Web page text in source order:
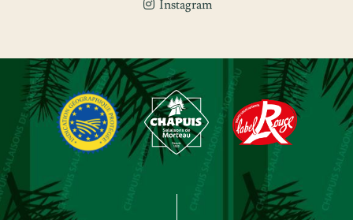
Instagram